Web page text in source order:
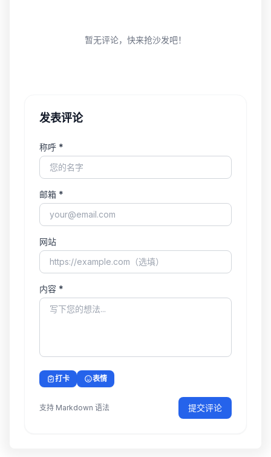
暂无评论，快来抢沙发吧！
发表评论
称呼 *
邮箱 *
网站
内容 *
打卡 表情
支持 Markdown 语法 提交评论